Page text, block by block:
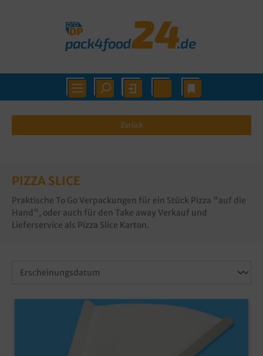
Zurück
PIZZA SLICE
Praktische To Go Verpackungen für ein Stück Pizza "auf die
Hand", oder auch für den Take away Verkauf und
Lieferservice als Pizza Slice Karton.